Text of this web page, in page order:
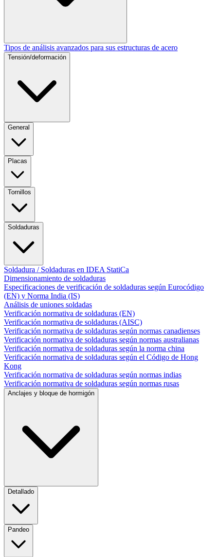
Tipos de análisis avanzados para sus estructuras de acero
Tensión/deformación
General
Placas
Tornillos
Soldaduras
Soldadura / Soldaduras en IDEA StatiCa
Dimensionamiento de soldaduras
Especificaciones de verificación de soldaduras según Eurocódigo
(EN) y Norma India (IS)
Análisis de uniones soldadas
Verificación normativa de soldaduras (EN)
Verificación normativa de soldaduras (AISC)
Verificación normativa de soldaduras según normas canadienses
Verificación normativa de soldaduras según normas australianas
Verificación normativa de soldaduras según la norma china
Verificación normativa de soldaduras según el Código de Hong
Kong
Verificación normativa de soldaduras según normas indias
Verificación normativa de soldaduras según normas rusas
Anclajes y bloque de hormigón
Detallado
Pandeo